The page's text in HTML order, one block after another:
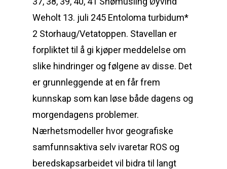
Weholt 13. juli 245 Entoloma turbidum*
2 Storhaug/Vetatoppen. Stavellan er
forpliktet til å gi kjøper meddelelse om
slike hindringer og følgene av disse. Det
er grunnleggende at en får frem
kunnskap som kan løse både dagens og
morgendagens problemer.
Nærhetsmodeller hvor geografiske
samfunnsaktiva selv ivaretar ROS og
beredskapsarbeidet vil bidra til langt